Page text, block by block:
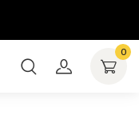
0